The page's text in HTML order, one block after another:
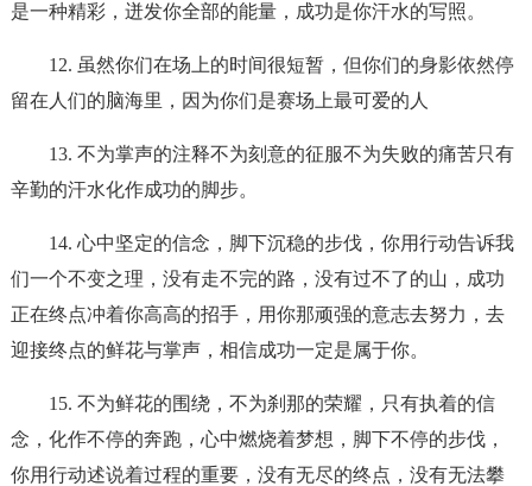
是一种精彩，迸发你全部的能量，成功是你汗水的写照。
12. 虽然你们在场上的时间很短暂，但你们的身影依然停
留在人们的脑海里，因为你们是赛场上最可爱的人
13. 不为掌声的注释不为刻意的征服不为失败的痛苦只有
辛勤的汗水化作成功的脚步。
14. 心中坚定的信念，脚下沉稳的步伐，你用行动告诉我
们一个不变之理，没有走不完的路，没有过不了的山，成功
正在终点冲着你高高的招手，用你那顽强的意志去努力，去
迎接终点的鲜花与掌声，相信成功一定是属于你。
15. 不为鲜花的围绕，不为刹那的荣耀，只有执着的信
念，化作不停的奔跑，心中燃烧着梦想，脚下不停的步伐，
你用行动述说着过程的重要，没有无尽的终点，没有无法攀